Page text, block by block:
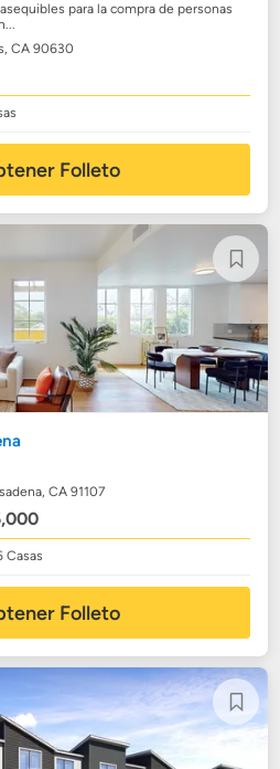
para la compra de personas
CA 90630
Folleto
CA 91107
Casas
Folleto